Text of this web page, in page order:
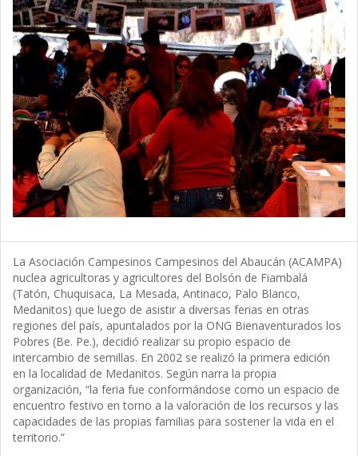
La Asociación Campesinos Campesinos del Abaucán (ACAMPA)
nuclea agricultoras y agricultores del Bolsón de Fiambalá
(Tatón, Chuquisaca, La Mesada, Antinaco, Palo Blanco,
Medanitos) que luego de asistir a diversas ferias en otras
regiones del país, apuntalados por la ONG Bienaventurados los
Pobres (Be. Pe.), decidió realizar su propio espacio de
intercambio de semillas. En 2002 se realizó la primera edición
en la localidad de Medanitos. Según narra la propia
organización, “la feria fue conformándose como un espacio de
encuentro festivo en torno a la valoración de los recursos y las
capacidades de las propias familias para sostener la vida en el
territorio.”